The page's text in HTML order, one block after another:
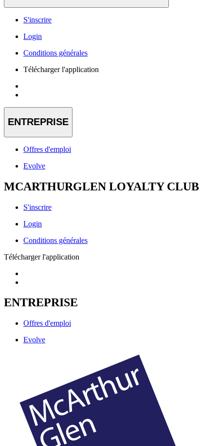
S'inscrire
Login
Conditions générales
Télécharger l'application
ENTREPRISE
Offres d'emploi
Evolve
MCARTHURGLEN LOYALTY CLUB
S'inscrire
Login
Conditions générales
Télécharger l'application
ENTREPRISE
Offres d'emploi
Evolve